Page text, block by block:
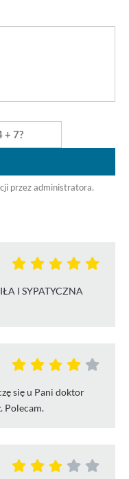
przez administratora.
I SYPATYCZNA
się u Pani doktor
Polecam.